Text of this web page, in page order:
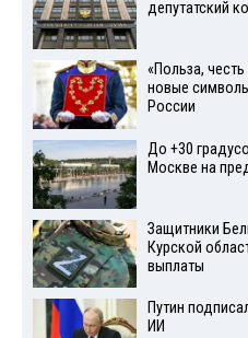
депутатский
«Польза,
новые
России
До +30
Москве на
Защитники
Курской
выплаты
Путин
ИИ